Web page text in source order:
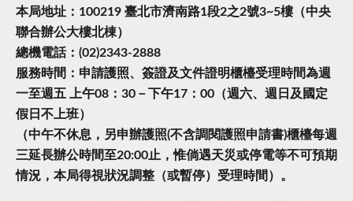
本局地址：100219 臺北市濟南路1段2之2號3~5樓（中央
聯合辦公大樓北棟）
總機電話：(02)2343-2888
服務時間：申請護照、簽證及文件證明櫃檯受理時間為週
一至週五 上午08：30－下午17：00（週六、週日及國定
假日不上班）
（中午不休息，另申辦護照(不含調閱護照申請書)櫃檯每週
三延長辦公時間至20:00止，惟倘遇天災或停電等不可預期
情況，本局得視狀況調整（或暫停）受理時間）。